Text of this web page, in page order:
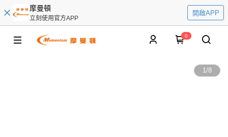
摩曼頓
立刻使用官方APP
開啟APP
0
1/8